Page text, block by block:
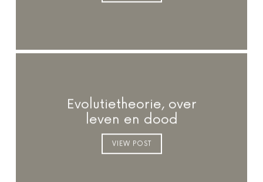
Evolutietheorie, over
leven en dood
VIEW POST